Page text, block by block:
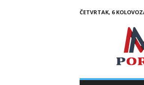
ČETVRTAK, 6